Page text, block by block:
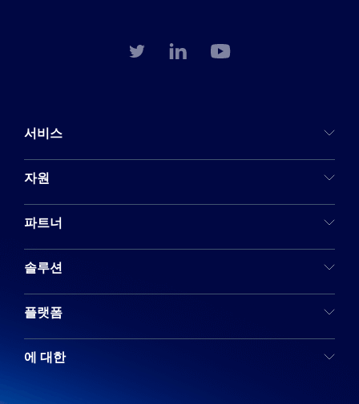
서비스
자원
파트너
솔루션
플랫폼
에 대한